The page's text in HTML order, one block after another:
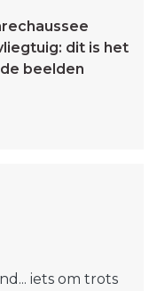
dit is het
beelden
iets om trots